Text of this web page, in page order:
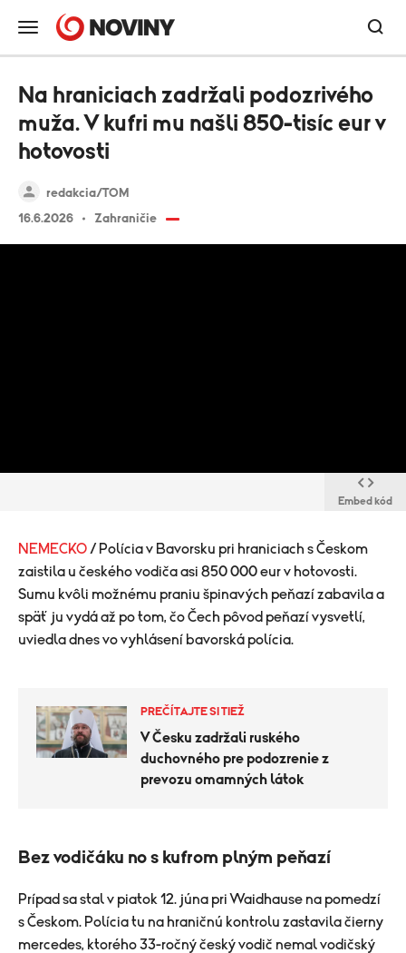
redakcia/TOM
16.6.2026
Zahraničie
Na hraniciach zadržali podozrivého
muža. V kufri mu našli 850-tisíc eur v
hotovosti
Embed kód
NEMECKO / Polícia v Bavorsku pri hraniciach s Českom
zaistila u českého vodiča asi 850 000 eur v hotovosti.
Sumu kvôli možnému praniu špinavých peňazí zabavila a
späť ju vydá až po tom, čo Čech pôvod peňazí vysvetlí,
uviedla dnes vo vyhlásení bavorská polícia.
PREČÍTAJTE SI TIEŽ
V Česku zadržali ruského
duchovného pre podozrenie z
prevozu omamných látok
Bez vodičáku no s kufrom plným peňazí
Prípad sa stal v piatok 12. júna pri Waidhause na pomedzí
s Českom. Polícia tu na hraničnú kontrolu zastavila čierny
mercedes, ktorého 33-ročný český vodič nemal vodičský